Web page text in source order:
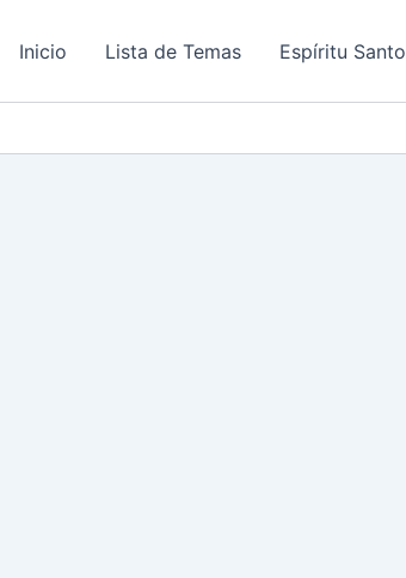
Inicio Lista de Temas Espíritu Santo